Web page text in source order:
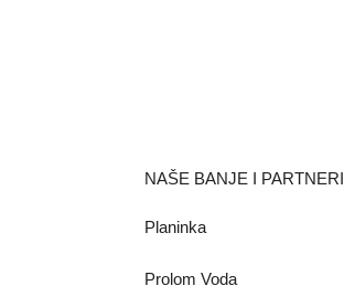
NAŠE BANJE I PARTNERI
Planinka
Prolom Voda